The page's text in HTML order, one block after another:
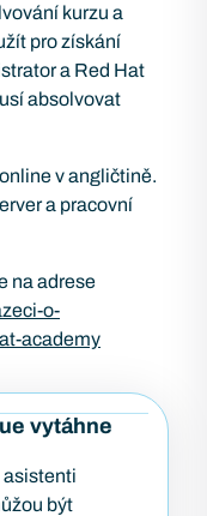
kurzu a
pro získání
a Red Hat
absolvovat
v angličtině.
a pracovní
na adrese
o-
academy
vytáhne
asistenti
být